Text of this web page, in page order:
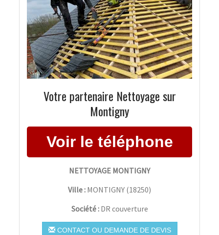
Votre partenaire Nettoyage sur
Montigny
NETTOYAGE MONTIGNY
Ville : MONTIGNY (18250)
Société : DR couverture
CONTACT OU DEMANDE DE DEVIS